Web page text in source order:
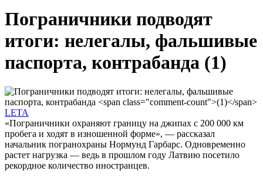
Пограничники подводят
итоги: нелегалы, фальшивые
паспорта, контрабанда (1)
LETA
«Пограничники охраняют границу на джипах с 200 000 км
пробега и ходят в изношенной форме», — рассказал
начальник погранохраны Нормунд Гарбарс. Одновременно
растет нагрузка — ведь в прошлом году Латвию посетило
рекордное количество иностранцев.